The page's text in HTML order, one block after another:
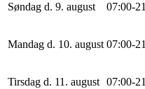
Søndag d. 9. august 07:00-21
Mandag d. 10. august 07:00-21
Tirsdag d. 11. august 07:00-21